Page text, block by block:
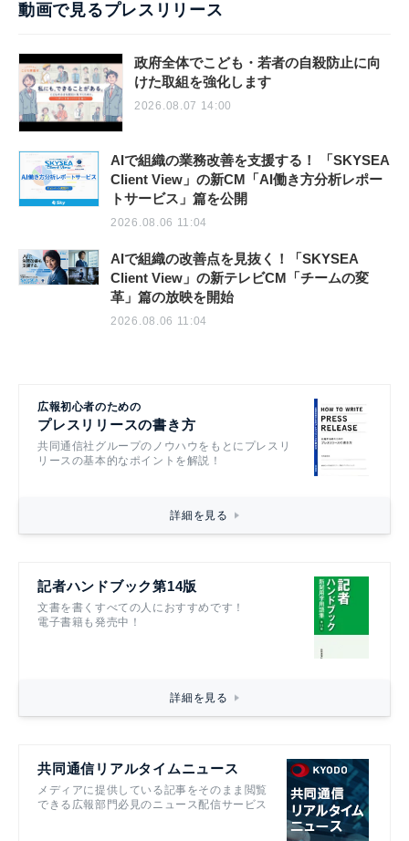
動画で見るプレスリリース
政府全体でこども・若者の自殺防止に向
けた取組を強化します
2026.08.07 14:00
AIで組織の業務改善を支援する！ 「SKYSEA
Client View」の新CM「AI働き方分析レポー
トサービス」篇を公開
2026.08.06 11:04
AIで組織の改善点を見抜く！「SKYSEA
Client View」の新テレビCM「チームの変
革」篇の放映を開始
2026.08.06 11:04
広報初心者のための
プレスリリースの書き方
共同通信社グループのノウハウをもとにプレスリ
リースの基本的なポイントを解説！
詳細を見る
記者ハンドブック第14版
文書を書くすべての人におすすめです！
電子書籍も発売中！
詳細を見る
共同通信リアルタイムニュース
メディアに提供している記事をそのまま閲覧
できる広報部門必見のニュース配信サービス